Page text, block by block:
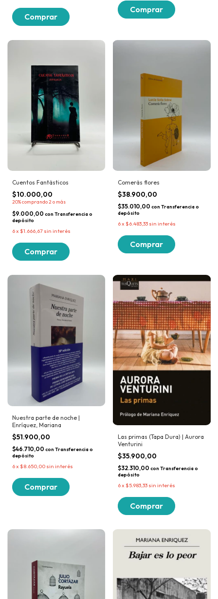
Cuentos Fantásticos
$10.000,00
20%comprando 2 o más
$9.000,00 con Transferencia o
depósito
6x $1.666,67 sin interés
Comerás flores
$38.900,00
$35.010,00 con Transferencia o
depósito
6x $6.483,33 sin interés
Nuestra parte de noche |
Enríquez, Mariana
$51.900,00
$46.710,00 con Transferencia o
depósito
6x $8.650,00 sin interés
Las primas (Tapa Dura) | Aurora
Venturini
$35.900,00
$32.310,00 con Transferencia o
depósito
6x $5.983,33 sin interés